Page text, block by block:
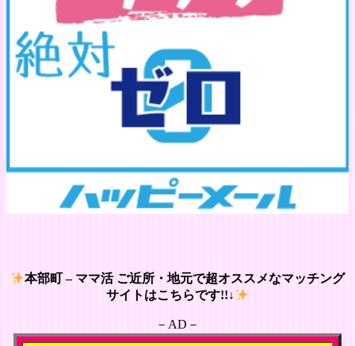
本部町 – ママ活 ご近所・地元で超オススメなマッチング
サイトはこちらです!!↓
－AD－